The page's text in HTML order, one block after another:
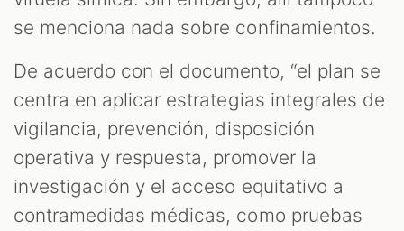
se menciona nada sobre confinamientos.
De acuerdo con el documento, “el plan se
centra en aplicar estrategias integrales de
vigilancia, prevención, disposición
operativa y respuesta, promover la
investigación y el acceso equitativo a
contramedidas médicas, como pruebas